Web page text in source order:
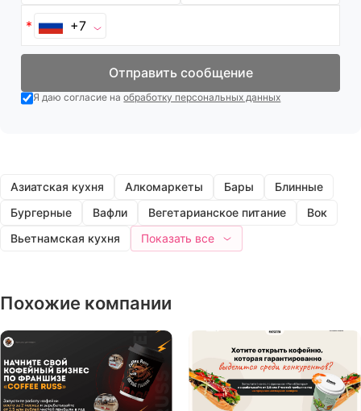
+7
Отправить сообщение
Я даю согласие наобработку персональных данных
Азиатская кухня Алкомаркеты Бары
Блинные
Бургерные
Вафли Вегетарианское питание
Вок
Вьетнамская кухня
Показать все
Похожие компании